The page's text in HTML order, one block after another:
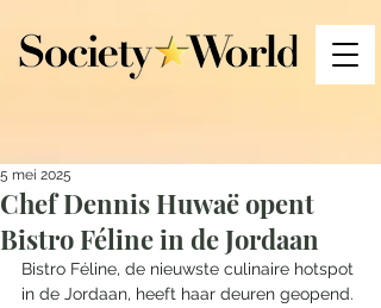
Chef Dennis Huwaë opent
Bistro Féline in de Jordaan
5 mei 2025
Bistro Féline, de nieuwste culinaire hotspot
in de Jordaan, heeft haar deuren geopend.